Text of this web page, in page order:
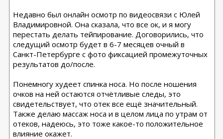
Недавно был онлайн осмотр по видеосвязи с Юлей
Владимировной. Она сказала, что все ок, и я могу
перестать делать тейпирование. Договорились, что
следущий осмотр будет в 6-7 месяцев очный в
Санкт-Петербурге с фото фиксацией промежуточных
результатов до/после.
Понемногу худеет спинка носа. Но после ношения
очков на ней остаются отчётливые следы, это
свидетельствует, что отек все ещё значительный.
Также делаю массаж носа и в целом лица по утрам от
отеков, надеюсь, это тоже какое-то положительное
влияние окажет.